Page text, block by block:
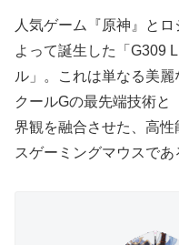
人気ゲーム『原神』と
よって誕生した「G309
ル」。これは単なる美
クールGの最先端技術と
界観を融合させた、高
スゲーミングマウスであ